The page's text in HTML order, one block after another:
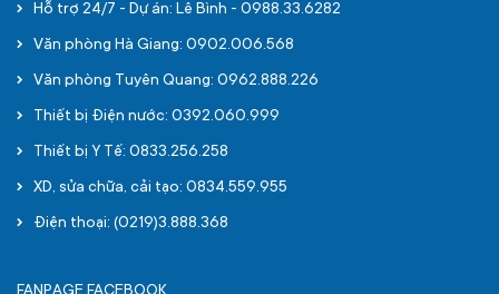
Hỗ trợ 24/7 - Dự án: Lê Bình - 0988.33.6282
Văn phòng Hà Giang: 0902.006.568
Văn phòng Tuyên Quang: 0962.888.226
Thiết bị Điện nước: 0392.060.999
Thiết bị Y Tế: 0833.256.258
XD, sửa chữa, cải tạo: 0834.559.955
Điện thoại: (0219)3.888.368